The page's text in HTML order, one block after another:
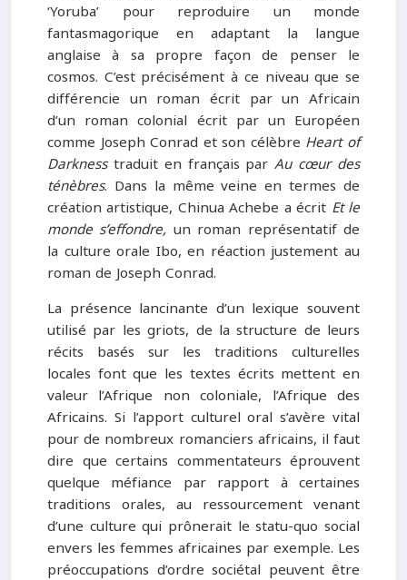
‘Yoruba’ pour reproduire un monde
fantasmagorique en adaptant la langue
anglaise à sa propre façon de penser le
cosmos. C’est précisément à ce niveau que se
différencie un roman écrit par un Africain
d’un roman colonial écrit par un Européen
comme Joseph Conrad et son célèbre Heart of
Darknesstraduit en français parAu cœur des
ténèbres. Dans la même veine en termes de
création artistique, Chinua Achebe a écrit Et le
monde s’effondre, un roman représentatif de
la culture orale Ibo, en réaction justement au
roman de Joseph Conrad.
La présence lancinante d’un lexique souvent
utilisé par les griots, de la structure de leurs
récits basés sur les traditions culturelles
locales font que les textes écrits mettent en
valeur l’Afrique non coloniale, l’Afrique des
Africains. Si l’apport culturel oral s’avère vital
pour de nombreux romanciers africains, il faut
dire que certains commentateurs éprouvent
quelque méfiance par rapport à certaines
traditions orales, au ressourcement venant
d’une culture qui prônerait le statu-quo social
envers les femmes africaines par exemple. Les
préoccupations d’ordre sociétal peuvent être